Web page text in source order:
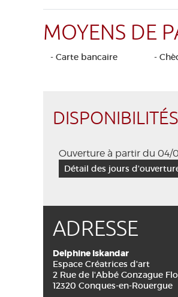
MOYENS DE
- Carte bancaire -
DISPONIBILITÉS
Ouverture à partir du 04/
ADRESSE
Delphine Iskandar
Espace Créatrices d'art
2 Rue de l'Abbé Gonzague
12320 Conques-en-Rouergue